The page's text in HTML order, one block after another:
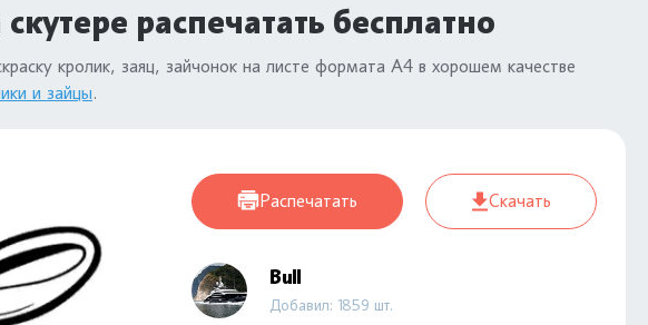
распечатать бесплатно
кролик, заяц, зайчонок на листе формата А4 в хорошем качестве
и зайцы.
Распечатать Скачать
Bull
Добавил: 1859 шт.